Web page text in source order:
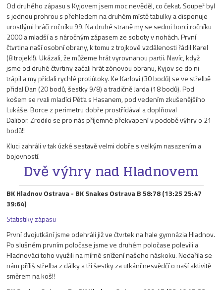
Od druhého zápasu s Kyjovem jsem moc nevěděl, co čekat. Soupeř byl
s jednou prohrou s přehledem na druhém místě tabulky a disponuje
urostlými hráči ročníku 99. Na druhé straně my se sedmi borci ročníku
2000 a mladší a s náročným zápasem ze soboty v nohách. První
čtvrtina naší osobní obrany, k tomu z trojkové vzdálenosti řádil Karel
(8 trojek!!). Ukázali, že můžeme hrát vyrovnanou partii. Navíc, když
jsme od druhé čtvrtiny začali hrát zónovou obranu, Kyjov se do ni
trápil a my přidali rychlé protiútoky. Ke Karlovi (30 bodů) se ve střelbě
přidal Dan (20 bodů, šestky 9/8) a tradičně Jarda (18 bodů). Pod
košem se rvali mladíci Pěťa s Hasanem, pod vedením zkušenějšího
Lukáše. Borce z perimetru dobře prostřídával a doplňoval
Dalibor. Zrodilo se pro nás příjemné překvapení v podobě výhry o 21
bodů!!
Kluci zahráli v tak úzké sestavě velmi dobře s velkým nasazením a
bojovností.
Dvě výhry nad Hladnovem
BK Hladnov Ostrava - BK Snakes Ostrava B 58:78 (13:25 25:47
39:64)
Statistiky zápasu
První dvojutkání jsme odehráli již ve čtvrtek na hale gymnázia Hladnov.
Po slušném prvním poločase jsme ve druhém poločase polevili a
Hladnováci toho využili na mírné snížení našeho náskoku. Nedařila se
nám příliš střelba z dálky a tři šestky za utkání nesvědčí o naší aktivitě
směrem na koš!!